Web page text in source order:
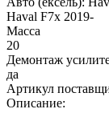
Haval F7x 2019-
Масса
20
Демонтаж
да
Артикул
Описание: